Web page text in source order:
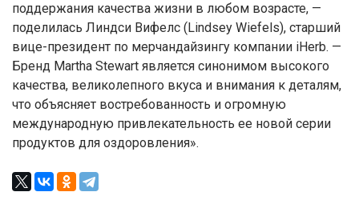
поддержания качества жизни в любом возрасте, —
поделилась Линдси Вифелс (Lindsey Wiefels), старший
вице-президент по мерчандайзингу компании iHerb. —
Бренд Martha Stewart является синонимом высокого
качества, великолепного вкуса и внимания к деталям,
что объясняет востребованность и огромную
международную привлекательность ее новой серии
продуктов для оздоровления».